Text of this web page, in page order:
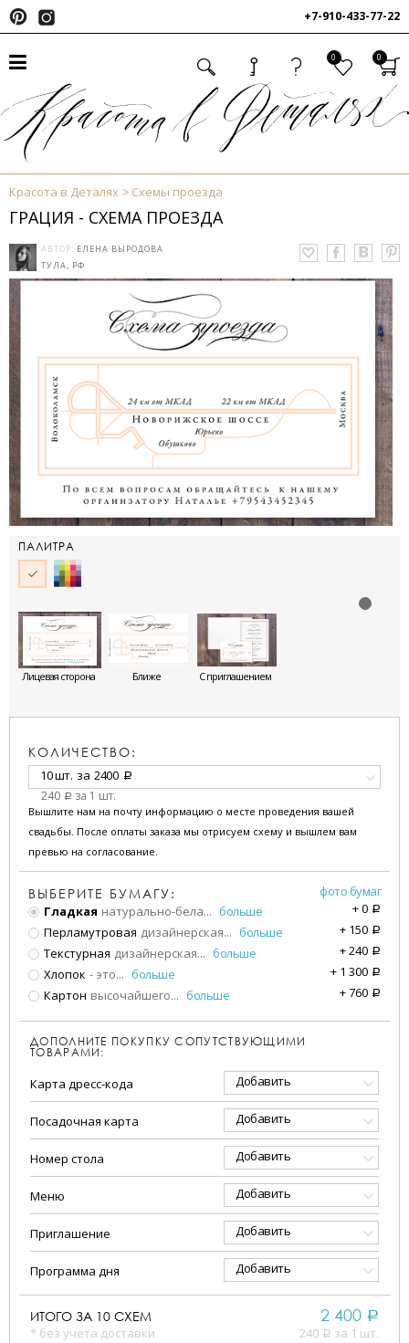
+7-910-433-77-22
0 0
Красота в Деталях Схемы проезда
ГРАЦИЯ - СХЕМА ПРОЕЗДА
АВТОР: ЕЛЕНА ВЫРОДОВА
ТУЛА, РФ
ПАЛИТРА
Лицевая сторона Ближе С приглашением
КОЛИЧЕСТВО:
10 шт. за 2400 a
240 a за 1 шт.
Вышлите нам на почту информацию о месте проведения вашей
свадьбы. После оплаты заказа мы отрисуем схему и вышлем вам
превью на согласование.
ВЫБЕРИТЕ БУМАГУ:
фото бумаг
Гладкая натурально-бела... больше +0 a
Перламутровая дизайнерская... больше + 150 a
Текстурная дизайнерская... больше +240 a
Хлопок - это... больше + 1 300 a
Картон высочайшего... больше +760 a
ДОПОЛНИТЕ ПОКУПКУ СОПУТСТВУЮЩИМИ
ТОВАРАМИ:
Карта дресс-кода Добавить
Посадочная карта Добавить
Номер стола Добавить
Меню Добавить
Приглашение Добавить
Программа дня Добавить
ИТОГО ЗА 10 СХЕМ
* без учета доставки
2 400 a
240 a за 1 шт.